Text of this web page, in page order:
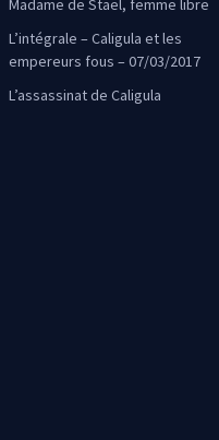
Madame de Staël, femme libre
L’intégrale – Caligula et les
empereurs fous – 07/03/2017
L’assassinat de Caligula